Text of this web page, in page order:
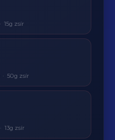
15g zsír
· 50g zsír
13g zsír